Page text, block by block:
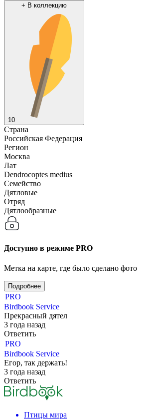
+ В коллекцию
10
Страна
Российская Федерация
Регион
Москва
Лат
Dendrocoptes medius
Семейство
Дятловые
Отряд
Дятлообразные
Доступно в режиме PRO
Метка на карте, где было сделано фото
Подробнее
PRO
Birdbook Service
Прекрасный дятел
3 года назад
Ответить
PRO
Birdbook Service
Егор, так держать!
3 года назад
Ответить
Птицы мира